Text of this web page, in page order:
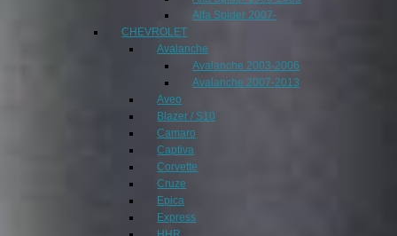
Alfa Spider 2007-
CHEVROLET
Avalanche
Avalanche 2003-2006
Avalanche 2007-2013
Aveo
Blazer / S10
Camaro
Captiva
Corvette
Cruze
Epica
Express
HHR